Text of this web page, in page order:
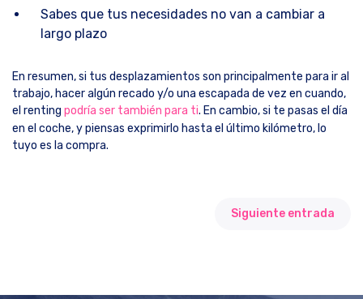
Sabes que tus necesidades no van a cambiar a
largo plazo
En resumen, si tus desplazamientos son principalmente para ir al
trabajo, hacer algún recado y/o una escapada de vez en cuando,
el renting podría ser también para ti. En cambio, si te pasas el día
en el coche, y piensas exprimirlo hasta el último kilómetro, lo
tuyo es la compra.
Siguiente entrada